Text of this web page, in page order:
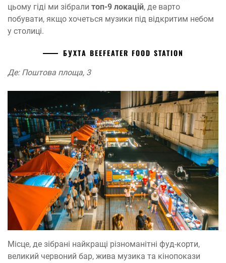
цьому гіді ми зібрали топ-9 локацій, де варто
побувати, якщо хочеться музики під відкритим небом
у столиці.
БУХТА BEEFEATER FOOD STATION
Де: Поштова площа, 3
Місце, де зібрані найкращі різноманітні фуд-корти,
великий червоний бар, жива музика та кінопокази